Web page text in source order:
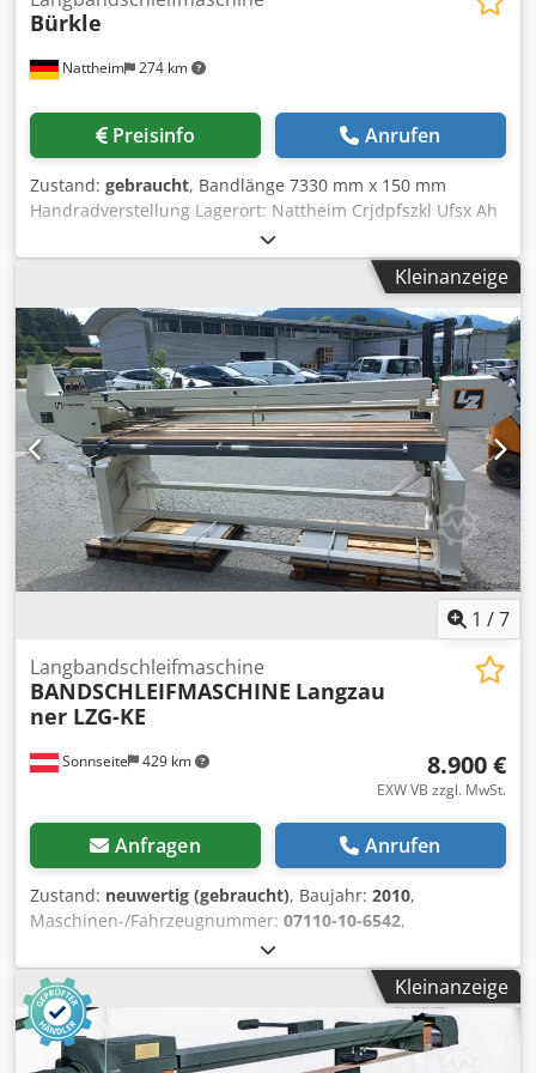
Nattheim 274 km
Bürkle
Preisinfo Anrufen
Zustand: gebraucht, Bandlänge 7330 mm x 150 mm
Handradverstellung Lagerort: Nattheim Crjdpfszkl Ufsx Ah
Kleinanzeige
1 /7
Sonnseite 429 km
Langbandschleifmaschine
BANDSCHLEIFMASCHINE Langzau
ner LZG-KE
8.900 €
EXW VB zzgl. MwSt.
Anfragen Anrufen
Zustand: neuwertig (gebraucht), Baujahr: 2010,
Maschinen-/Fahrzeugnummer: 07110-10-6542,
voll funktionsfähig
200 h, Leistung:3,25 kW (4,42 PS), Eingangsspannung:400
V, Eingangsstrom: 50 Hz, Art des
Eingangsstroms:
Drehstrom, Schleifbandbreite:150 mm
Schleifbandlänge:6.800 mm, Schleifhöhe:240 mm,
Kleinanzeige